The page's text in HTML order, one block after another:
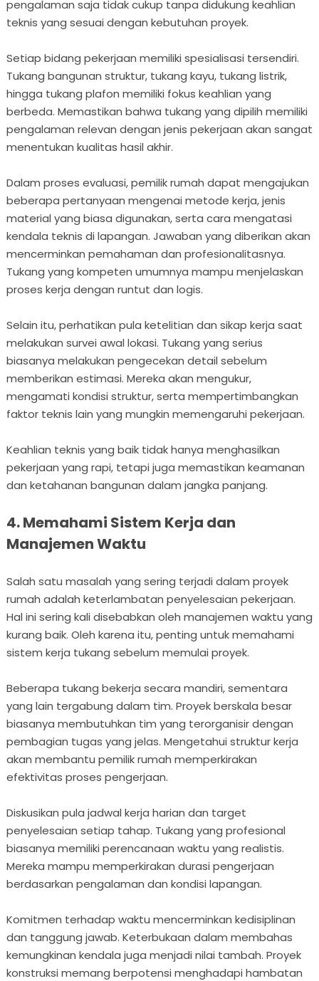
pengalaman saja tidak cukup tanpa didukung keahlian
teknis yang sesuai dengan kebutuhan proyek.
Setiap bidang pekerjaan memiliki spesialisasi tersendiri.
Tukang bangunan struktur, tukang kayu, tukang listrik,
hingga tukang plafon memiliki fokus keahlian yang
berbeda. Memastikan bahwa tukang yang dipilih memiliki
pengalaman relevan dengan jenis pekerjaan akan sangat
menentukan kualitas hasil akhir.
Dalam proses evaluasi, pemilik rumah dapat mengajukan
beberapa pertanyaan mengenai metode kerja, jenis
material yang biasa digunakan, serta cara mengatasi
kendala teknis di lapangan. Jawaban yang diberikan akan
mencerminkan pemahaman dan profesionalitasnya.
Tukang yang kompeten umumnya mampu menjelaskan
proses kerja dengan runtut dan logis.
Selain itu, perhatikan pula ketelitian dan sikap kerja saat
melakukan survei awal lokasi. Tukang yang serius
biasanya melakukan pengecekan detail sebelum
memberikan estimasi. Mereka akan mengukur,
mengamati kondisi struktur, serta mempertimbangkan
faktor teknis lain yang mungkin memengaruhi pekerjaan.
Keahlian teknis yang baik tidak hanya menghasilkan
pekerjaan yang rapi, tetapi juga memastikan keamanan
dan ketahanan bangunan dalam jangka panjang.
4. Memahami Sistem Kerja dan
Manajemen Waktu
Salah satu masalah yang sering terjadi dalam proyek
rumah adalah keterlambatan penyelesaian pekerjaan.
Hal ini sering kali disebabkan oleh manajemen waktu yang
kurang baik. Oleh karena itu, penting untuk memahami
sistem kerja tukang sebelum memulai proyek.
Beberapa tukang bekerja secara mandiri, sementara
yang lain tergabung dalam tim. Proyek berskala besar
biasanya membutuhkan tim yang terorganisir dengan
pembagian tugas yang jelas. Mengetahui struktur kerja
akan membantu pemilik rumah memperkirakan
efektivitas proses pengerjaan.
Diskusikan pula jadwal kerja harian dan target
penyelesaian setiap tahap. Tukang yang profesional
biasanya memiliki perencanaan waktu yang realistis.
Mereka mampu memperkirakan durasi pengerjaan
berdasarkan pengalaman dan kondisi lapangan.
Komitmen terhadap waktu mencerminkan kedisiplinan
dan tanggung jawab. Keterbukaan dalam membahas
kemungkinan kendala juga menjadi nilai tambah. Proyek
konstruksi memang berpotensi menghadapi hambatan